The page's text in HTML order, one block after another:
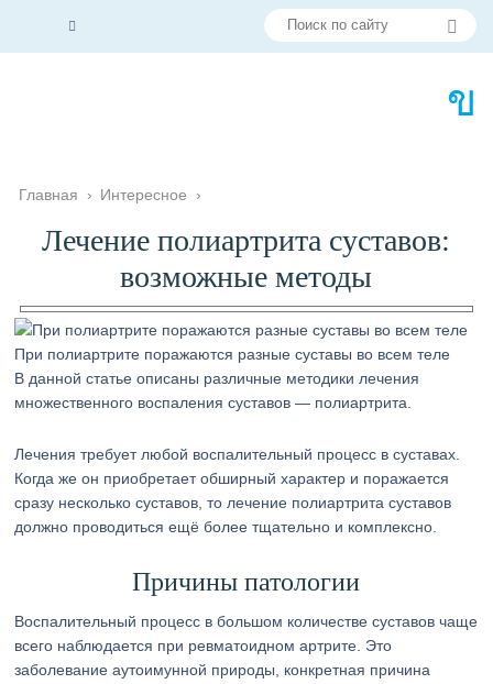
Главная › Интересное ›
Лечение полиартрита суставов:
возможные методы
При полиартрите поражаются разные суставы во всем теле
В данной статье описаны различные методики лечения
множественного воспаления суставов — полиартрита.
Лечения требует любой воспалительный процесс в суставах.
Когда же он приобретает обширный характер и поражается
сразу несколько суставов, то лечение полиартрита суставов
должно проводиться ещё более тщательно и комплексно.
Причины патологии
Воспалительный процесс в большом количестве суставов чаще
всего наблюдается при ревматоидном артрите. Это
заболевание аутоимунной природы, конкретная причина